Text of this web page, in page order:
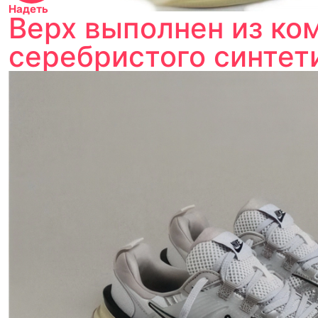
Надеть
Верх выполнен из
серебристого